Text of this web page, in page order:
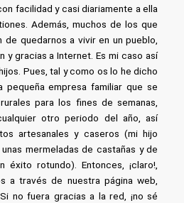
facilidad y casi diariamente a ella
Además, muchos de los que
quedarnos a vivir en un pueblo,
y gracias a Internet. Es mi caso así
Pues, tal y como os lo he dicho
pequeña empresa familiar que se
para los fines de semanas,
otro periodo del año, así
artesanales y caseros (mi hijo
mermeladas de castañas y de
éxito rotundo). Entonces, ¡claro!,
a través de nuestra página web,
no fuera gracias a la red, ¡no sé